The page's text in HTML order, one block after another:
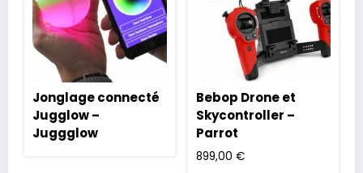
Jonglage connecté
Jugglow –
Juggglow
Bebop Drone et
Skycontroller –
Parrot
899,00 €